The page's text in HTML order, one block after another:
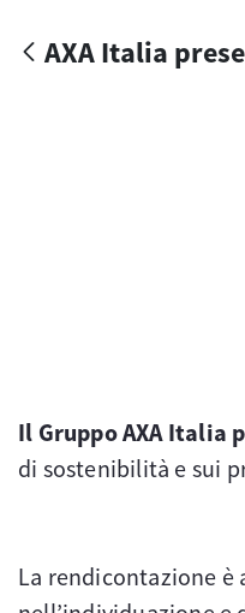
AXA Italia
Il Gruppo AXA Italia
di sostenibilità e sui
La rendicontazione è